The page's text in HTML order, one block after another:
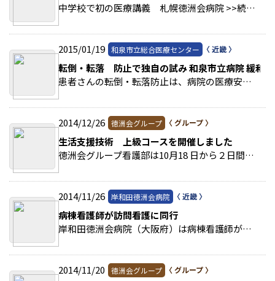
中学校で初の医療講義 札幌徳洲会病院 >>続きを読む
2015/01/19 和泉市立総合医療センター
転倒・転落 防止で独自の試み 和泉市立病院 緩和
患者さんの転倒・転落防止は、病院の医療安全活動のなかでも最重要なテーマのひとつ。２０１４年４月に指定管理方式により徳洲会グループ入りした和泉（いずみ）市立病院（大阪府）… >>続きを読む
2014/12/26 徳洲会グループ
生活支援技術 上級コースを開催しました
徳洲会グループ看護部は10月18 日から２日間、湘南厚木病院（神奈川県）で「ナーシングバイオメカニクスに基づく生活支援技術コース」の上級コースを開催しました。看護技術の向上を… >>続きを読む
2014/11/26 岸和田徳洲会病院
病棟看護師が訪問看護に同行
岸和田徳洲会病院（大阪府）は病棟看護師が訪問看護に同行し、退院指導の効果を確認する取り組みを行っています。成果を実感したり不十分な点についての気付きを得たりする機会とな… >>続きを読む
2014/11/20 徳洲会グループ